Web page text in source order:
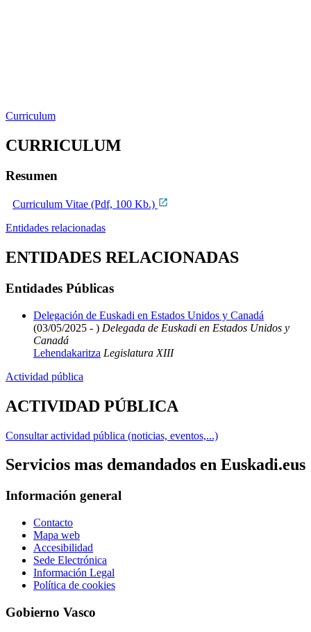
Curriculum
CURRICULUM
Resumen
Curriculum Vitae (Pdf, 100 Kb.)
Entidades relacionadas
ENTIDADES RELACIONADAS
Entidades Públicas
Delegación de Euskadi en Estados Unidos y Canadá
(03/05/2025 - ) Delegada de Euskadi en Estados Unidos y
Canadá
Lehendakaritza Legislatura XIII
Actividad pública
ACTIVIDAD PÚBLICA
Consultar actividad pública (noticias, eventos,...)
Servicios mas demandados en Euskadi.eus
Información general
Contacto
Mapa web
Accesibilidad
Sede Electrónica
Información Legal
Política de cookies
Gobierno Vasco